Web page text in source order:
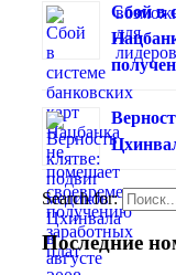
Сбой в
Search for:
Последние